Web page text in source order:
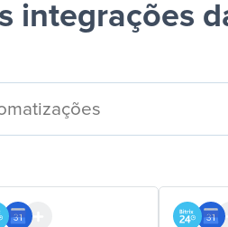
integrações